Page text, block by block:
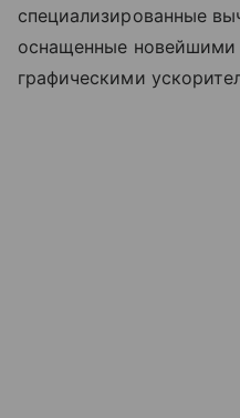
специализированные
оснащенные новейшими
графическими